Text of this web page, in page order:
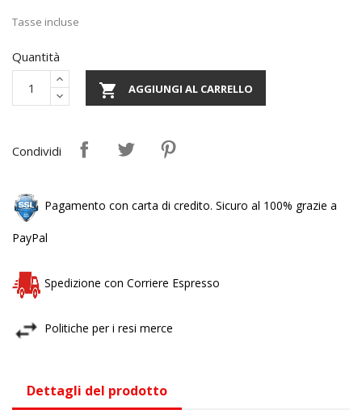
Tasse incluse
Quantità
 AGGIUNGI AL CARRELLO
Condividi
Pagamento con carta di credito. Sicuro al 100% grazie a
PayPal
Spedizione con Corriere Espresso
Politiche per i resi merce
Dettagli del prodotto